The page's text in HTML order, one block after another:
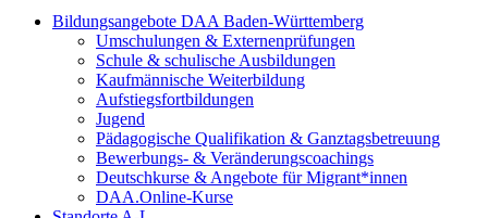
Bildungsangebote DAA Baden-Württemberg
Umschulungen & Externenprüfungen
Schule & schulische Ausbildungen
Kaufmännische Weiterbildung
Aufstiegsfortbildungen
Jugend
Pädagogische Qualifikation & Ganztagsbetreuung
Bewerbungs- & Veränderungscoachings
Deutschkurse & Angebote für Migrant*innen
DAA.Online-Kurse